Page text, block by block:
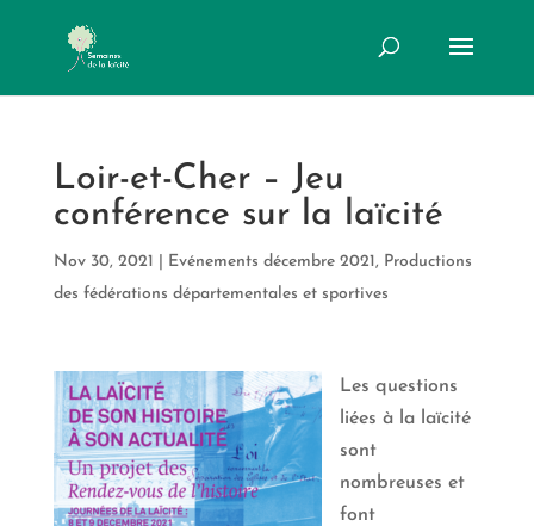
Loir-et-Cher – Jeu
conférence sur la laïcité
Nov 30, 2021 Evénements décembre 2021, Productions
des fédérations départementales et sportives
Les questions
liées à la laïcité
sont
nombreuses et
font